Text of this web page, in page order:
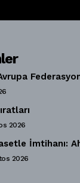
2026
İmtihanı:
2026